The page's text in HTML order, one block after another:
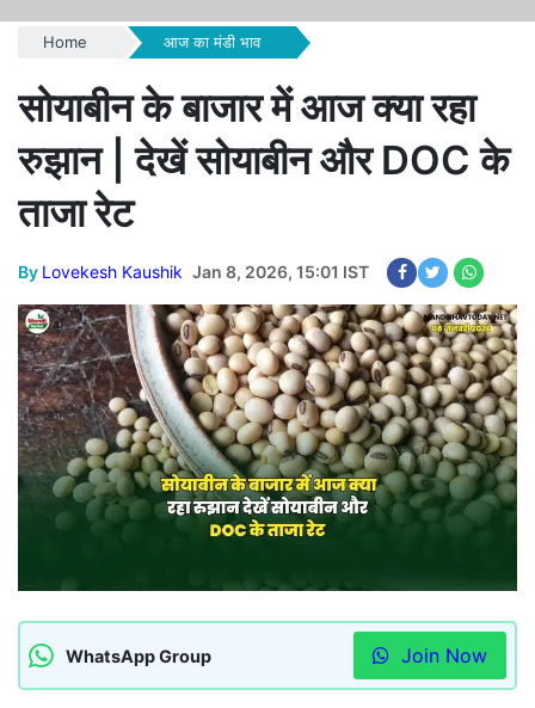
Home आज का मंडी भाव
सोयाबीन के बाजार में आज क्या रहा
रुझान | देखें सोयाबीन और DOC के
ताजा रेट
By Lovekesh Kaushik Jan 8, 2026, 15:01 IST
WhatsApp Group Join Now